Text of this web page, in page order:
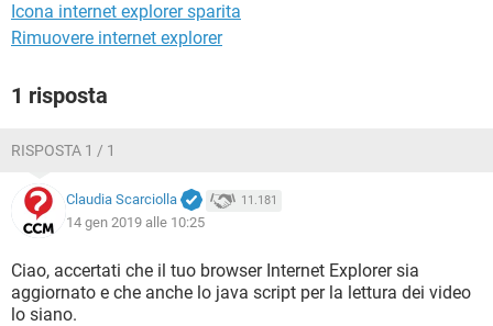
Icona internet explorer sparita
Rimuovere internet explorer
1 risposta
RISPOSTA 1 / 1
Claudia Scarciolla 11.181
14 gen 2019 alle 10:25
Ciao, accertati che il tuo browser Internet Explorer sia
aggiornato e che anche lo java script per la lettura dei video
lo siano.